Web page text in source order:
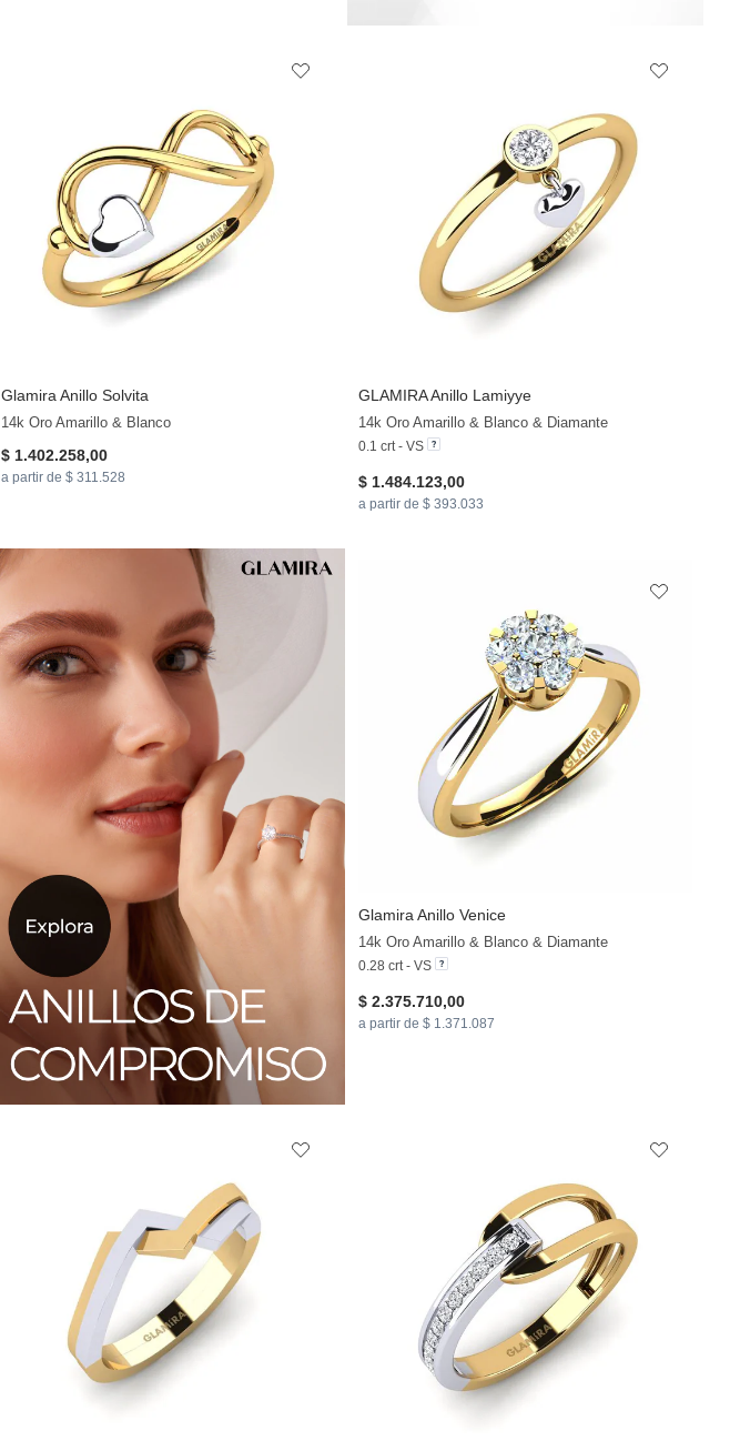
Glamira Anillo Solvita
14k Oro Amarillo & Blanco
$ 1.402.258,00
a partir de $ 311.528
GLAMIRAAnillo Lamiyye
14k Oro Amarillo & Blanco & Diamante
0.1 crt - VS
$ 1.484.123,00
a partir de $ 393.033
GlamiraAnillo Venice
14k Oro Amarillo & Blanco & Diamante
0.28 crt - VS
$ 2.375.710,00
a partir de $ 1.371.087